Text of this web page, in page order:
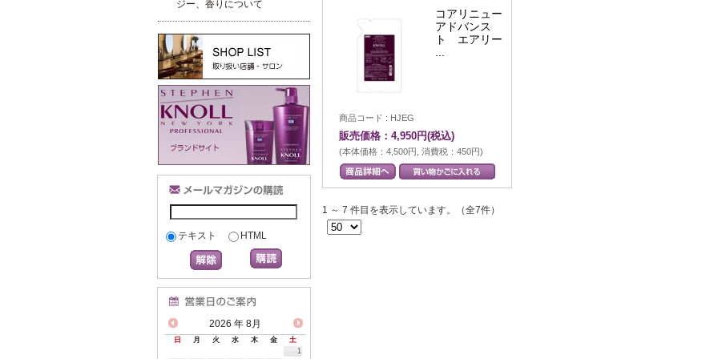
ジー、香りについて
テキスト HTML
2026 年 8月
日 月 火 水 木 金
土
1
コアリニュー
アドバンス
ト エアリー
商品コード : HJEG
販売価格：4,950円(税込)
(本体価格：4,500円, 消費税：450円)
1 ～ 7 件目を表示しています。（全7件）